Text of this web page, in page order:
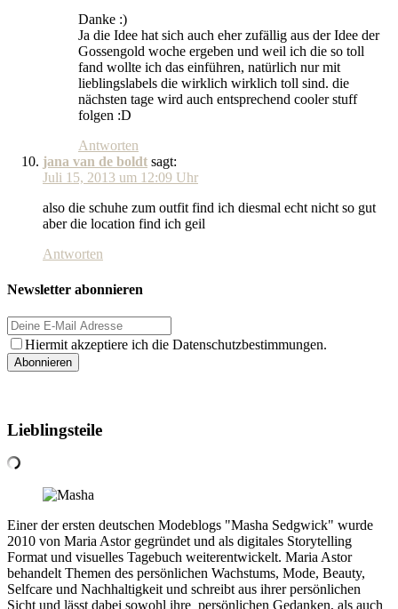
Danke :)
Ja die Idee hat sich auch eher zufällig aus der Idee der
Gossengold woche ergeben und weil ich die so toll
fand wollte ich das einführen, natürlich nur mit
lieblingslabels die wirklich wirklich toll sind. die
nächsten tage wird auch entsprechend cooler stuff
folgen :D
Antworten
jana van de boldt sagt:
Juli 15, 2013 um 12:09 Uhr
also die schuhe zum outfit find ich diesmal echt nicht so gut
aber die location find ich geil
Antworten
Newsletter abonnieren
Hiermit akzeptiere ich die Datenschutzbestimmungen.
Lieblingsteile
Einer der ersten deutschen Modeblogs "Masha Sedgwick" wurde
2010 von Maria Astor gegründet und als digitales Storytelling
Format und visuelles Tagebuch weiterentwickelt. Maria Astor
behandelt Themen des persönlichen Wachstums, Mode, Beauty,
Selfcare und Nachhaltigkeit und schreibt aus ihrer persönlichen
Sicht und lässt dabei sowohl ihre persönlichen Gedanken, als auch